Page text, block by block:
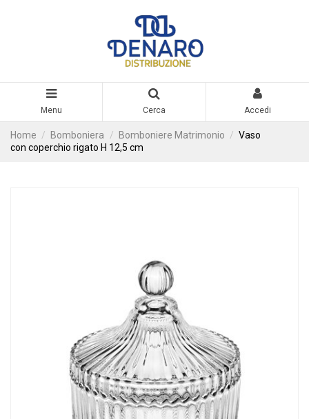
Menu Cerca Accedi
Home Bomboniera Bomboniere Matrimonio
Vaso
con coperchio rigato H 12,5 cm